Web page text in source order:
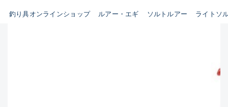
釣り具オンラインショップ ルアー・エギ ソルトルアー ライトソ
新商品(35) B